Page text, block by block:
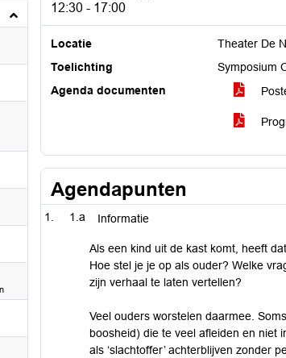
12:30 - 17:00
Locatie
Theater De
Toelichting
Symposium
Agenda documenten
Agendapunten
1.a Informatie
Als een kind uit de kast komt, heeft
Hoe stel je je op als ouder? Welke
zijn verhaal te laten vertellen?
Veel ouders worstelen daarmee.
boosheid) die te veel afleiden en niet
als ‘slachtoffer’ achterblijven zonder